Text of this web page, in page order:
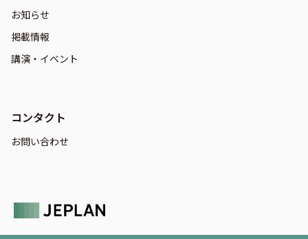
お知らせ
掲載情報
講演・イベント
コンタクト
お問い合わせ